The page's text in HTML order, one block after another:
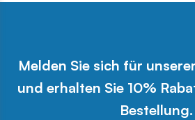
Melden Sie sich für
und erhalten Sie 10%
Bestellung.